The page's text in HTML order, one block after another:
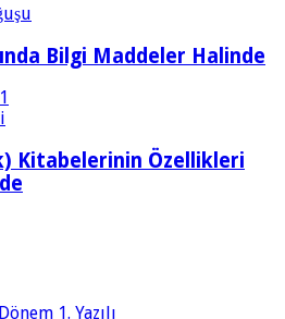
Bilgi Maddeler Halinde
Kitabelerinin Özellikleri